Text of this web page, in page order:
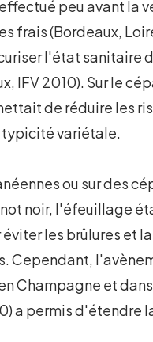
peu avant la
frais (Bordeaux,
l'état sanitaire
IFV 2010). Sur le
de réduire les
variétale.
ou sur des
noir, l'éfeuillage
les brûlures et la
Cependant,
Champagne et
a permis d'étendre